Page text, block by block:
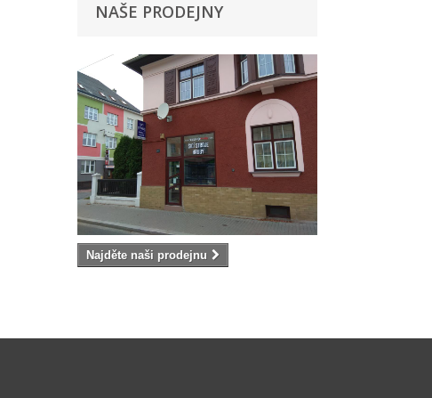
NAŠE PRODEJNY
Najděte naši prodejnu